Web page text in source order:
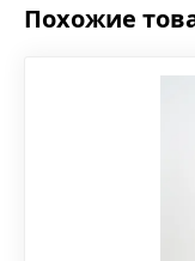
Похожие